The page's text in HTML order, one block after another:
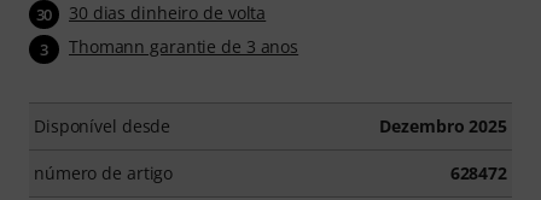
30 30 dias dinheiro de volta
3 Thomann garantie de 3 anos
Disponível desde Dezembro 2025
número de artigo 628472